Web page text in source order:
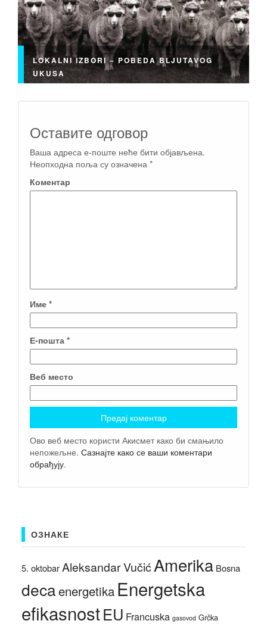
LOKALNI IZBORI – POBEDA BLJUTAVOG
UKUSA
Оставите одговор
Ваша адреса е-поште неће бити објављена.
Неопходна поља су означена *
Коментар
Име *
Е-пошта *
Веб место
Ово веб место користи Акисмет како би смањило
непожељне. Сазнајте како се ваши коментари
обрађују.
ОЗНАКЕ
5. oktobarAleksandar VučićAmerika Bosna
decaenergetika Energetska
efikasnostEU Francuska gasovod Grčka